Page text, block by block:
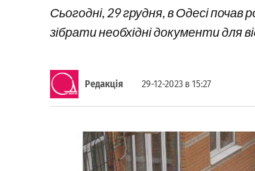
Сьогодні, 29 грудня, в Одесі
зібрати необхідні документи для
Редакція 29-12-2023 в 15:27